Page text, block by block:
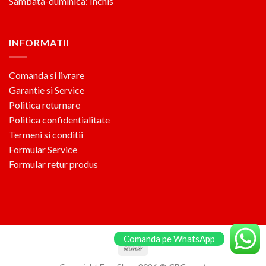
INFORMATII
Comanda si livrare
Garantie si Service
Politica returnare
Politica confidentialitate
Termeni si conditii
Formular Service
Formular retur produs
Comanda pe WhatsApp